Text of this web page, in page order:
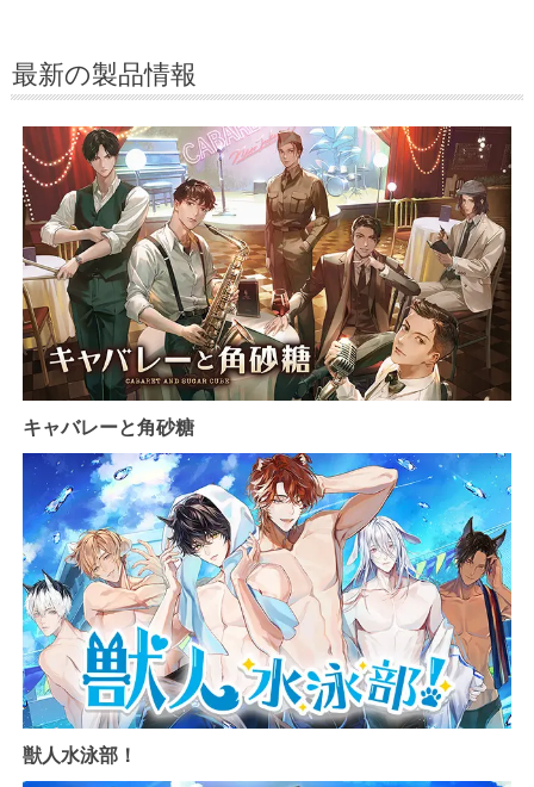
最新の製品情報
キャバレーと角砂糖
獣人水泳部！